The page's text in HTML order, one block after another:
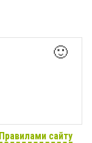
🙂
Правилами сайту